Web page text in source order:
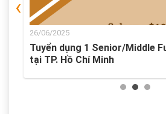
26/06/2025
Tuyển dụng 1 Senior/Middle
tại TP. Hồ Chí Minh
‹